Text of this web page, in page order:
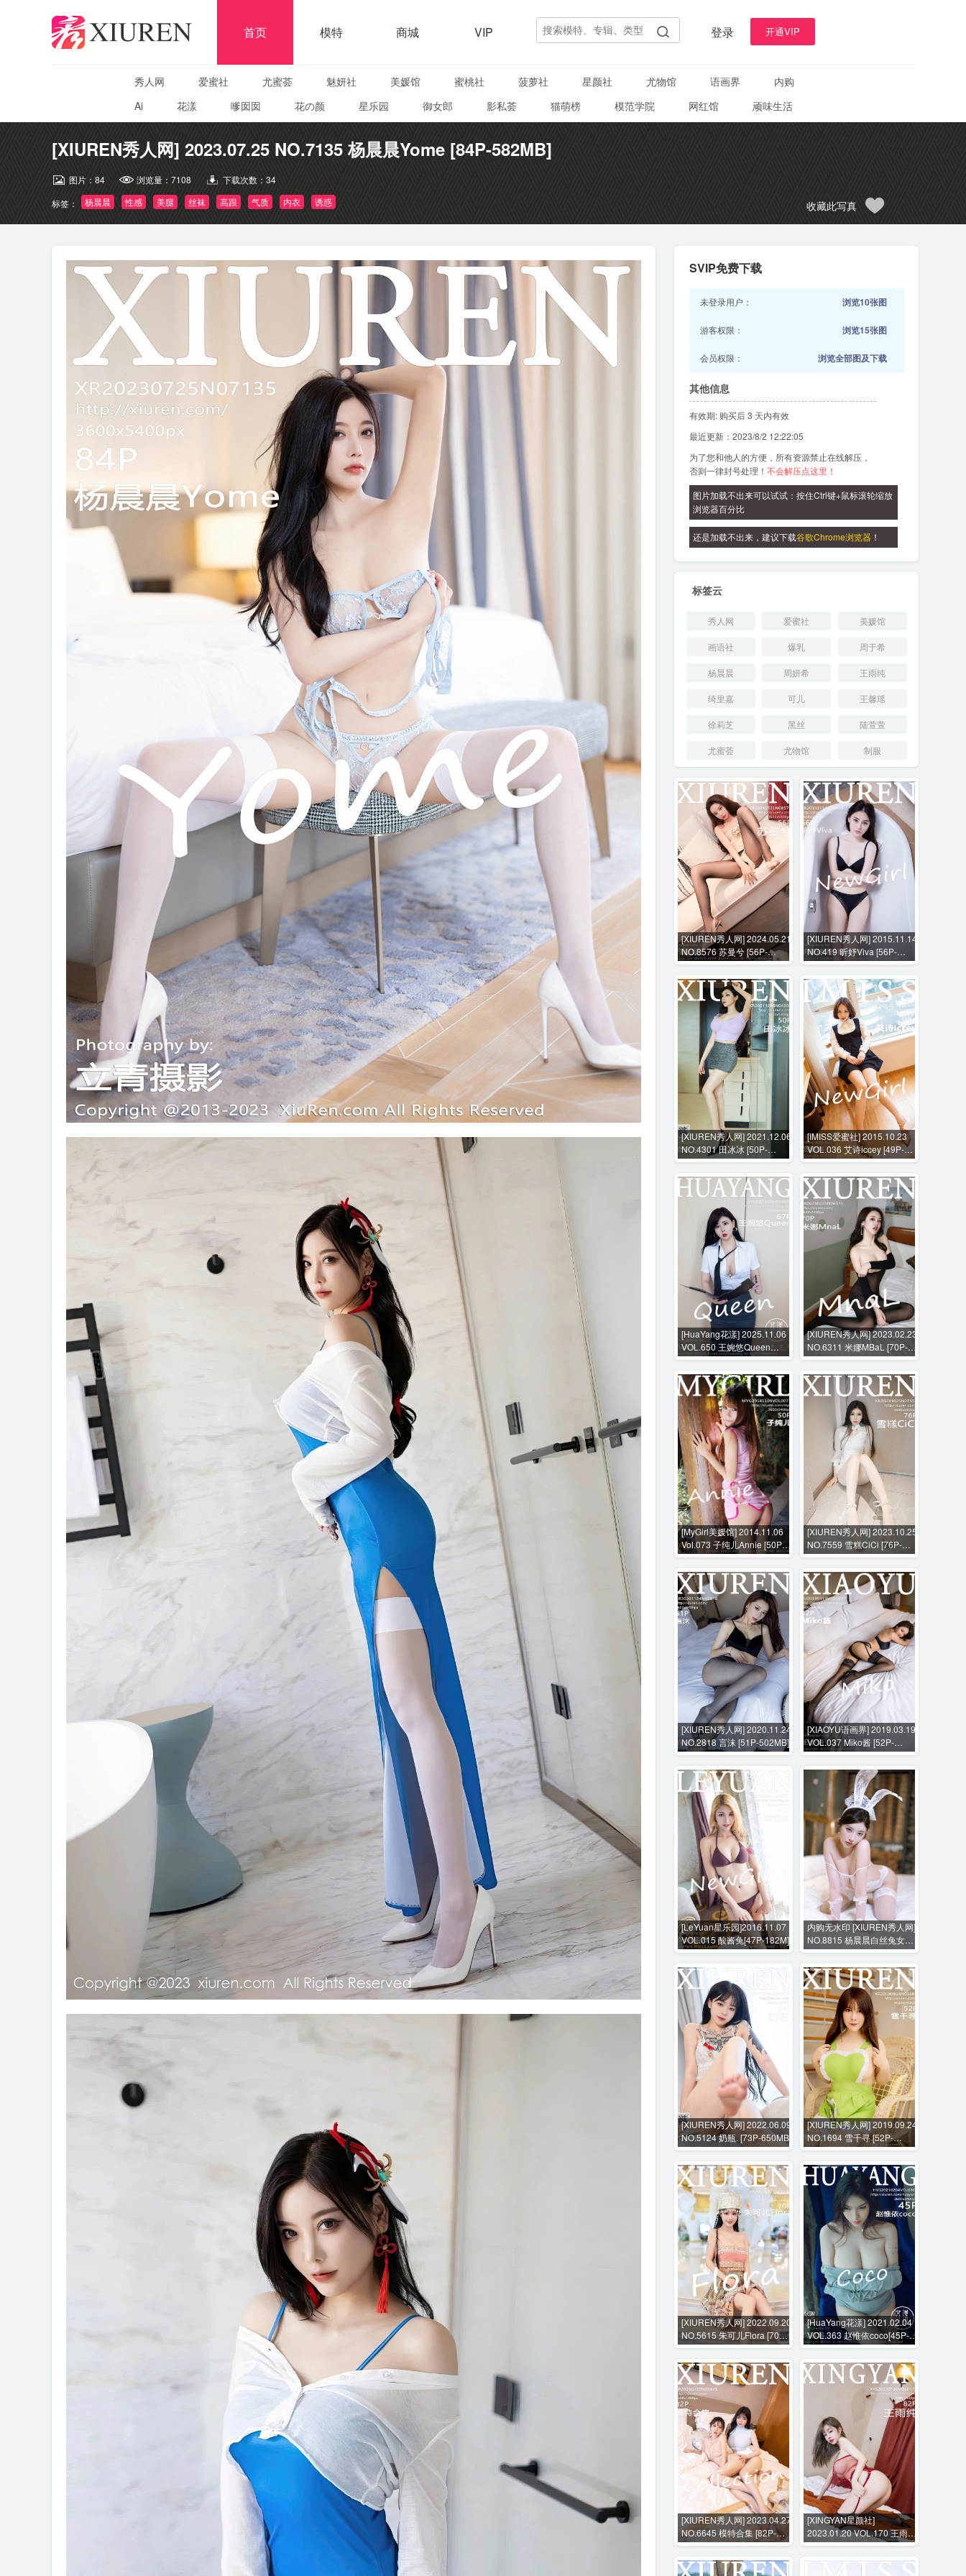
首页 模特 商城 VIP 登录 开通VIP
秀人网 爱蜜社 尤蜜荟 魅妍社 美媛馆 蜜桃社 菠萝社 星颜社 尤物馆 语画界
内购
Ai
花漾 嗲囡囡 花の颜 星乐园 御女郎 影私荟 猫萌榜 模范学院 网红馆 顽味生活
[XIUREN秀人网] 2023.07.25 NO.7135 杨晨晨Yome [84P-582MB]
图片： 84 浏览量： 7108 下载次数： 34
标签：
杨晨晨 性感 美腿 丝袜 高跟 气质 内衣 诱惑 收藏此写真
SVIP免费下载
未登录用户： 浏览10张图
游客权限： 浏览15张图
会员权限： 浏览全部图及下载
其他信息
有效期: 购买后 3 天内有效
最近更新：2023/8/2 12:22:05
为了您和他人的方便，所有资源禁止在线解压，
否则一律封号处理！ 不会解压点这里！
图片加载不出来可以试试：按住Ctrl键+鼠标滚轮缩放
浏览器百分比
还是加载不出来，建议下载谷歌Chrome浏览器 ！
标签云
秀人网 爱蜜社 美媛馆
画语社 爆乳 周于希
杨晨晨 周妍希 王雨纯
绮里嘉 可儿 王馨瑶
徐莉芝 黑丝 陆萱萱
尤蜜荟 尤物馆 制服
[XIUREN秀人网] 2024.05.21
NO.8576 苏曼兮 [56P-
543MB]
[XIUREN秀人网] 2015.11.14
NO.419 昕妤Viva [56P-
173MB]
[XIUREN秀人网] 2021.12.06
NO.4301 田冰冰 [50P-
487MB]
[IMISS爱蜜社] 2015.10.23
VOL.036 艾诗iccey [49P-
195MB]
[HuaYang花漾] 2025.11.06
VOL.650 王婉悠Queen
[67P-534MB]
[XIUREN秀人网] 2023.02.23
NO.6311 米娜MBaL [70P-
635MB]
[MyGirl美媛馆] 2014.11.06
Vol.073 子纯儿Annie [50P-
235MB]
[XIUREN秀人网] 2023.10.25
NO.7559 雪糕CiCi [76P-
702MB]
[XIUREN秀人网] 2020.11.24
NO.2818 言沫 [51P-502MB]
[XIAOYU语画界] 2019.03.19
VOL.037 Miko酱 [52P-
285MB]
[LeYuan星乐园]2016.11.07
VOL.015 酸酱兔[47P-182M]
内购无水印 [XIUREN秀人网]
NO.8815 杨晨晨白丝兔女郎
+花絮视频 [98P+1V-848MB]
[XIUREN秀人网] 2022.06.09
NO.5124 奶瓶. [73P-650MB]
[XIUREN秀人网] 2019.09.24
NO.1694 雪千寻 [52P-
135MB]
[XIUREN秀人网] 2022.09.20
NO.5615 朱可儿Flora [70P-
658MB]
[HuaYang花漾] 2021.02.04
VOL.363 赵惟依coco[45P-
532MB]
[XIUREN秀人网] 2023.04.27
NO.6645 模特合集 [82P-
697MB]
[XINGYAN星颜社]
2023.01.20 VOL.170 王雨纯
[82P-P753MB]